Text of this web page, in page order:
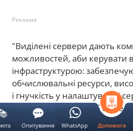
Реклама
"Виділені сервери дають
можливостей, аби керувати
інфраструктурою:
обчислювальні ресурси,
і гнучкість у налаштуванні
відповідно до потреб
Київстарі.
Допомога
Опитування WhatsApp